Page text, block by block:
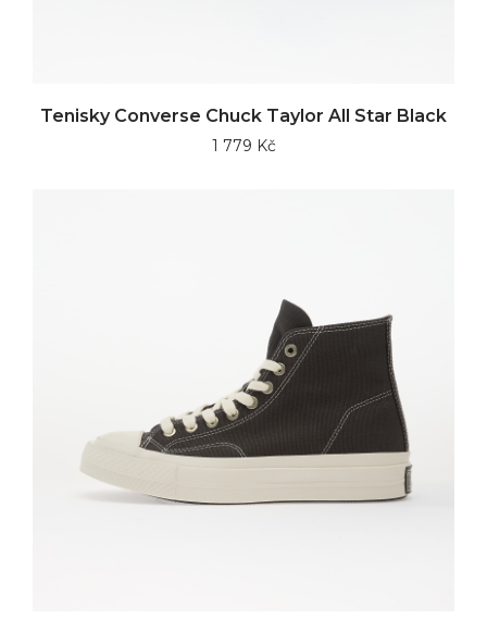
Tenisky Converse Chuck Taylor All Star Black
1 779 Kč